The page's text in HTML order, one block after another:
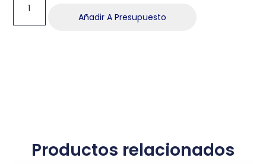
Añadir A Presupuesto
Productos relacionados